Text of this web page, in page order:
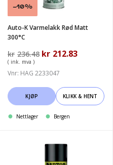
Salg!
300°C
-10%
Auto-K Varmelakk Rød Matt
300°C
kr 236.48 Opprinnelig
var:
kr 212.83
( ink. mva )
Vnr: HAG 2233047
KJØP KLIKK & HENT
Nettlager Bergen
Flameproof